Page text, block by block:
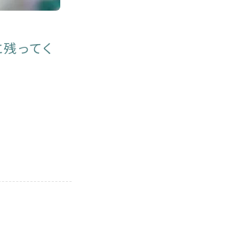
ってく